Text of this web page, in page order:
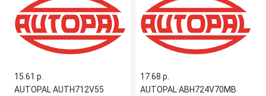
15.61 p.
AUTOPAL·AUTH712V55
17.68 p.
AUTOPAL·ABH724V70MB